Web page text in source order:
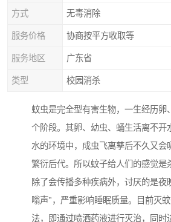
方式 无毒消除
服务价格 协商按平方收取等
服务地区 广东省
类型 校园消杀
蚊虫是完全型有害生物，一生经历卵
个阶段。其卵、幼虫、蛹生活离不开
水的环境中，成虫飞离孳后不久又会
繁衍后代。所以蚊子给人们的感觉是
除了会传播多种疾病外，讨厌的是夜
嗡声"，严重影响睡眠质量。目前灭
法，即通过喷洒药液进行灭治，同时